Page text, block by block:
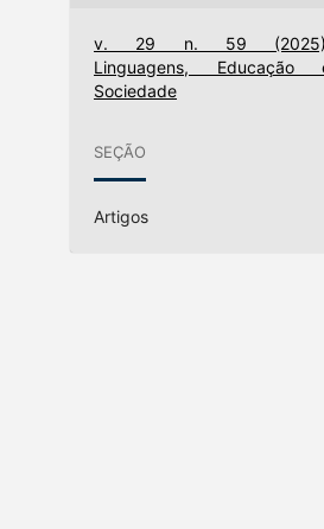
v. 29 n. 59
Linguagens, Educação
Sociedade
SEÇÃO
Artigos